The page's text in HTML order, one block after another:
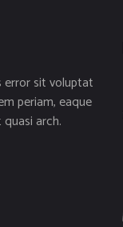
error sit voluptat
periam, eaque
arch.